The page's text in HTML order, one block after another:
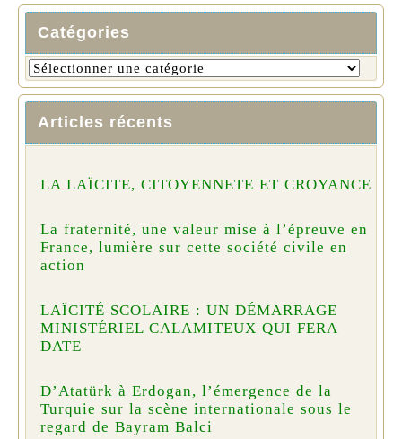
Catégories
Articles récents
LA LAÏCITE, CITOYENNETE ET CROYANCE
La fraternité, une valeur mise à l’épreuve en
France, lumière sur cette société civile en
action
LAÏCITÉ SCOLAIRE : UN DÉMARRAGE
MINISTÉRIEL CALAMITEUX QUI FERA
DATE
D’Atatürk à Erdogan, l’émergence de la
Turquie sur la scène internationale sous le
regard de Bayram Balci